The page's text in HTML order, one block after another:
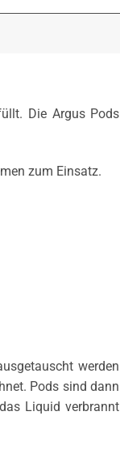
Die Argus Pods
zum Einsatz.
werden
Pods sind dann
Liquid verbrannt